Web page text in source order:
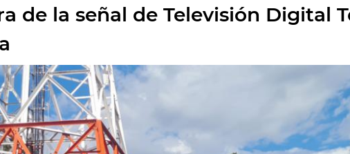
de la señal de Televisión Digital